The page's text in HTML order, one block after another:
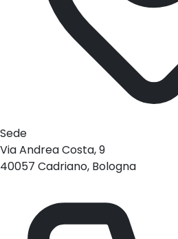
Sede
Via Andrea Costa, 9
40057 Cadriano, Bologna